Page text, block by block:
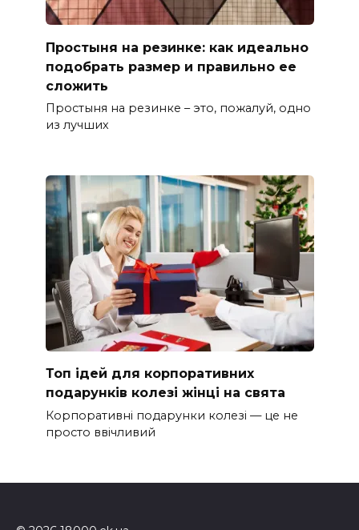
Простыня на резинке: как идеально
подобрать размер и правильно ее
сложить
Простыня на резинке – это, пожалуй, одно
из лучших
Топ ідей для корпоративних
подарунків колезі жінці на свята
Корпоративні подарунки колезі — це не
просто ввічливий